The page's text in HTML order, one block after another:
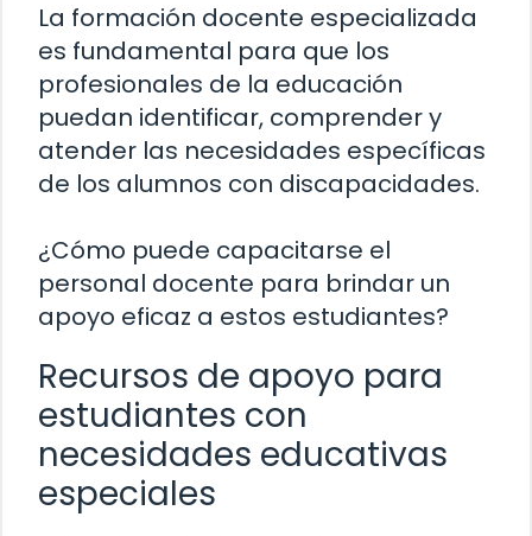
La formación docente especializada
es fundamental para que los
profesionales de la educación
puedan identificar, comprender y
atender las necesidades específicas
de los alumnos con discapacidades.
¿Cómo puede capacitarse el
personal docente para brindar un
apoyo eficaz a estos estudiantes?
Recursos de apoyo para
estudiantes con
necesidades educativas
especiales